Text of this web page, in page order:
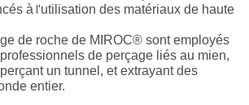
à l'utilisation des matériaux de haute
de roche de MIROC® sont employés
de perçage liés au mien,
un tunnel, et extrayant des
entier.